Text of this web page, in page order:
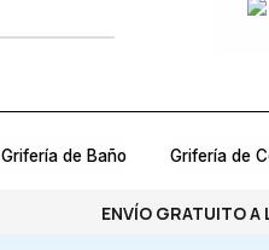
Grifería de Baño Grifería de
ENVÍO GRATUITO A